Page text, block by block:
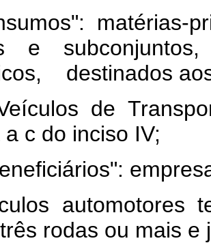
matérias-
e
destinados
de
c do inciso IV;
automotores
rodas ou mais e